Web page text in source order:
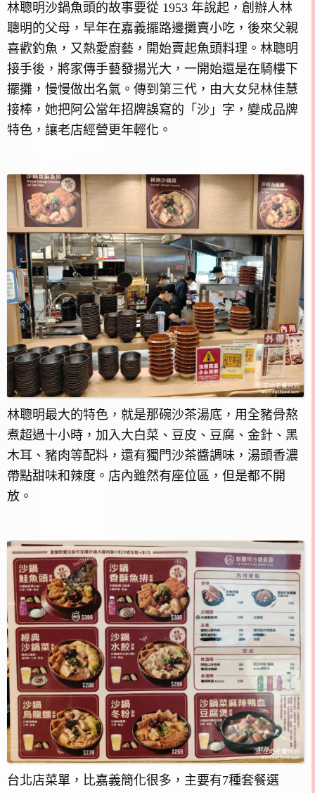
林聰明沙鍋魚頭的故事要從 1953 年說起，創辦人林
聰明的父母，早年在嘉義擺路邊攤賣小吃，後來父親
喜歡釣魚，又熱愛廚藝，開始賣起魚頭料理。林聰明
接手後，將家傳手藝發揚光大，一開始還是在騎樓下
擺攤，慢慢做出名氣。傳到第三代，由大女兒林佳慧
接棒，她把阿公當年招牌誤寫的「沙」字，變成品牌
特色，讓老店經營更年輕化。
林聰明最大的特色，就是那碗沙茶湯底，用全豬骨熬
煮超過十小時，加入大白菜、豆皮、豆腐、金針、黑
木耳、豬肉等配料，還有獨門沙茶醬調味，湯頭香濃
帶點甜味和辣度。店內雖然有座位區，但是都不開
放。
台北店菜單，比嘉義簡化很多，主要有7種套餐選